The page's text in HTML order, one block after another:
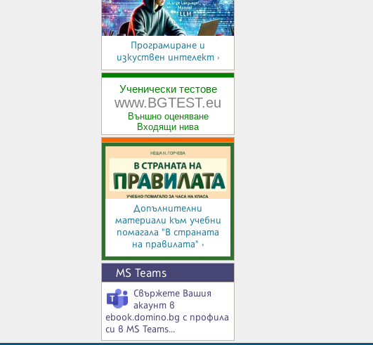
Програмиране и
изкуствен интелект ›
Ученически тестове
www.BGTEST.eu
Външно оценяване
Входящи нива
Допълнителни
материали към учебни
помагала "В страната
на правилата" ›
MS Teams
Свържете Вашия
акаунт в
ebook.domino.bg с профила
си в MS Teams...